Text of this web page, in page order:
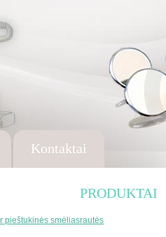
Kontaktai
PRODUKTAI
pieštukinės smėliasrautės